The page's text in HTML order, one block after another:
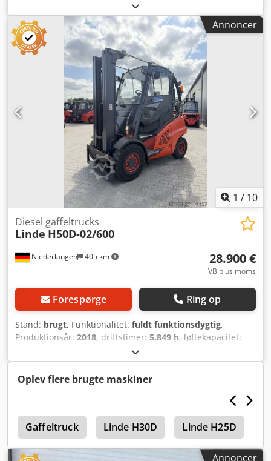
, løftekapacitet:
5.065 mm, fri løftehøjde:1.660 mm, brændstoftype:diesel,
mastetype:
triplex, bygningshøjde:2.676 mm,
gaffellængde:1.200 mm, drivtype:Diesel, Dieselgabeltruck
Chassisenummer: 015047 Lastens tyngdepunkt: 600
Masttype: Triplex Teknisk stand: meget god Beskrivelse:
Find din gabeltruck hos STA-TECH! Uanset om det er en
palleløfter, en elektrisk, diesel- eller gasdrevet gabeltruck –
vi tilbyder prisvenlige, køreklar modeller og nye
gabeltrucks. STA-TECH er din partner for: ● Køb og
udlejning af gabeltrucks og lagerudstyr ● Opkøb af brugt
udstyr og logistik ● Fabrikatsuafhængig service: reparation,
vedligeholdelse, inspektioner 3. ventil, 4. ventil,
arbejdslygte foran, varme, fuld kabine, fuld frit løft,
joystick, LED, sæde, - integreret sideskifter Csdpfx Agezdlv
Aj Hsha - betjeningsvejledning
Annoncer
1 / 10
Niederlangen 405 km
Diesel gaffeltrucks
Linde H50D-02/600
28.900 €
VB plus moms
Forespørge Ring op
Stand: brugt, Funktionalitet: fuldt funktionsdygtig,
Produktionsår: 2018, driftstimer: 5.849 h, løftekapacitet:
5.560 mm
mastetype:triplex, drivtype:Diesel, Dieseltruck Mastetype:
Triplex Stand: Klar til brug og fuldt funktionsdygtig Teknisk
stand: god Chsdpfx Agezn Db So Hsa Sideskifter,
dobbeltpallegaffel, 3. ventil, 4. ventil, varme, sodfilter,
fuldkabine, aircondition,
Oplev flere brugte maskiner
Gaffeltruck Linde H30D Linde H25D
Annoncer